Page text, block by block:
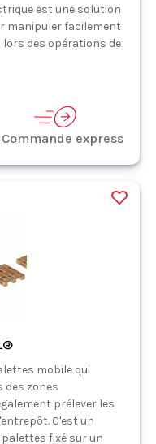
est une solution
manipuler facilement
des opérations de
Commande express
mobile qui
des zones
prélever les
C'est un
fixé sur un